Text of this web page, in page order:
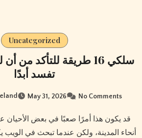
Uncategorized
سلكي 16 طريقة للتأكد
تفسد أبدًا
May 31, 2026 No Comments
قد يكون هذا أمرًا صعبًا في بعض الأحيان عند التسوق في جميع
أنحاء المدينة، ولكن عندما تبحث في الويب